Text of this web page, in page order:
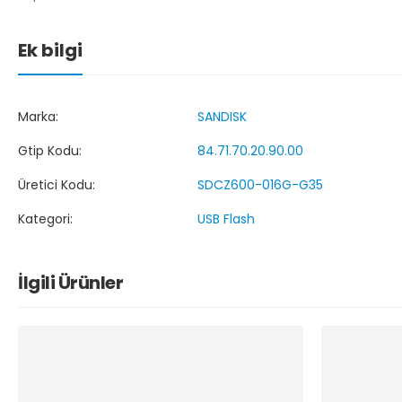
Ek bilgi
Marka:
SANDISK
Gtip Kodu:
84.71.70.20.90.00
Üretici Kodu:
SDCZ600-016G-G35
Kategori:
USB Flash
İlgili Ürünler